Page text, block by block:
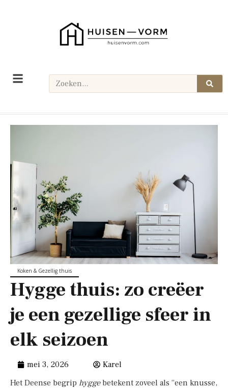
Koken & Gezellig thuis
Hygge thuis: zo creëer
je een gezellige sfeer in
elk seizoen
mei 3, 2026
Karel
Het Deense begrip hyggebetekent zoveel als “een knusse,